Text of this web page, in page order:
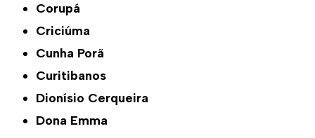
Corupá
Criciúma
Cunha Porã
Curitibanos
Dionísio Cerqueira
Dona Emma